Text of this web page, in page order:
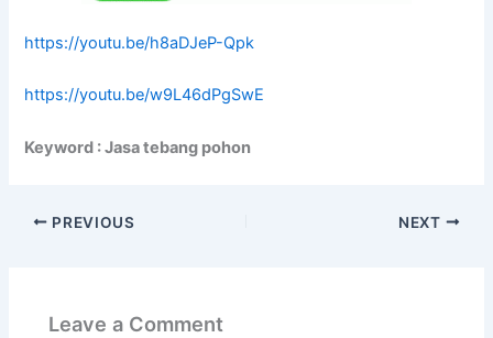
https://youtu.be/h8aDJeP-Qpk
https://youtu.be/w9L46dPgSwE
Keyword : Jasa tebang pohon
PREVIOUS NEXT
Leave a Comment